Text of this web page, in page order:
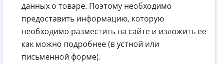
данных о товаре. Поэтому необходимо
предоставить информацию, которую
необходимо разместить на сайте и изложить ее
как можно подробнее (в устной или
письменной форме).